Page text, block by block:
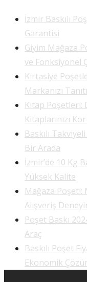
İzmir Baskılı
Garantisi
Giyim Mağaza
ve Fonksiyonel
Kırtasiye
Markanızı
Kitap Poşetleri:
Kitaplarınızı
Baskılı
Bir Arada
İzmir’de 10 Kg
Yüksek Kalite
Mağaza
Alışveriş
Poşet Baskı
Araç
Baskılı Poşet
Ekonomik